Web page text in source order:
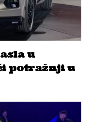
u
potražnji u